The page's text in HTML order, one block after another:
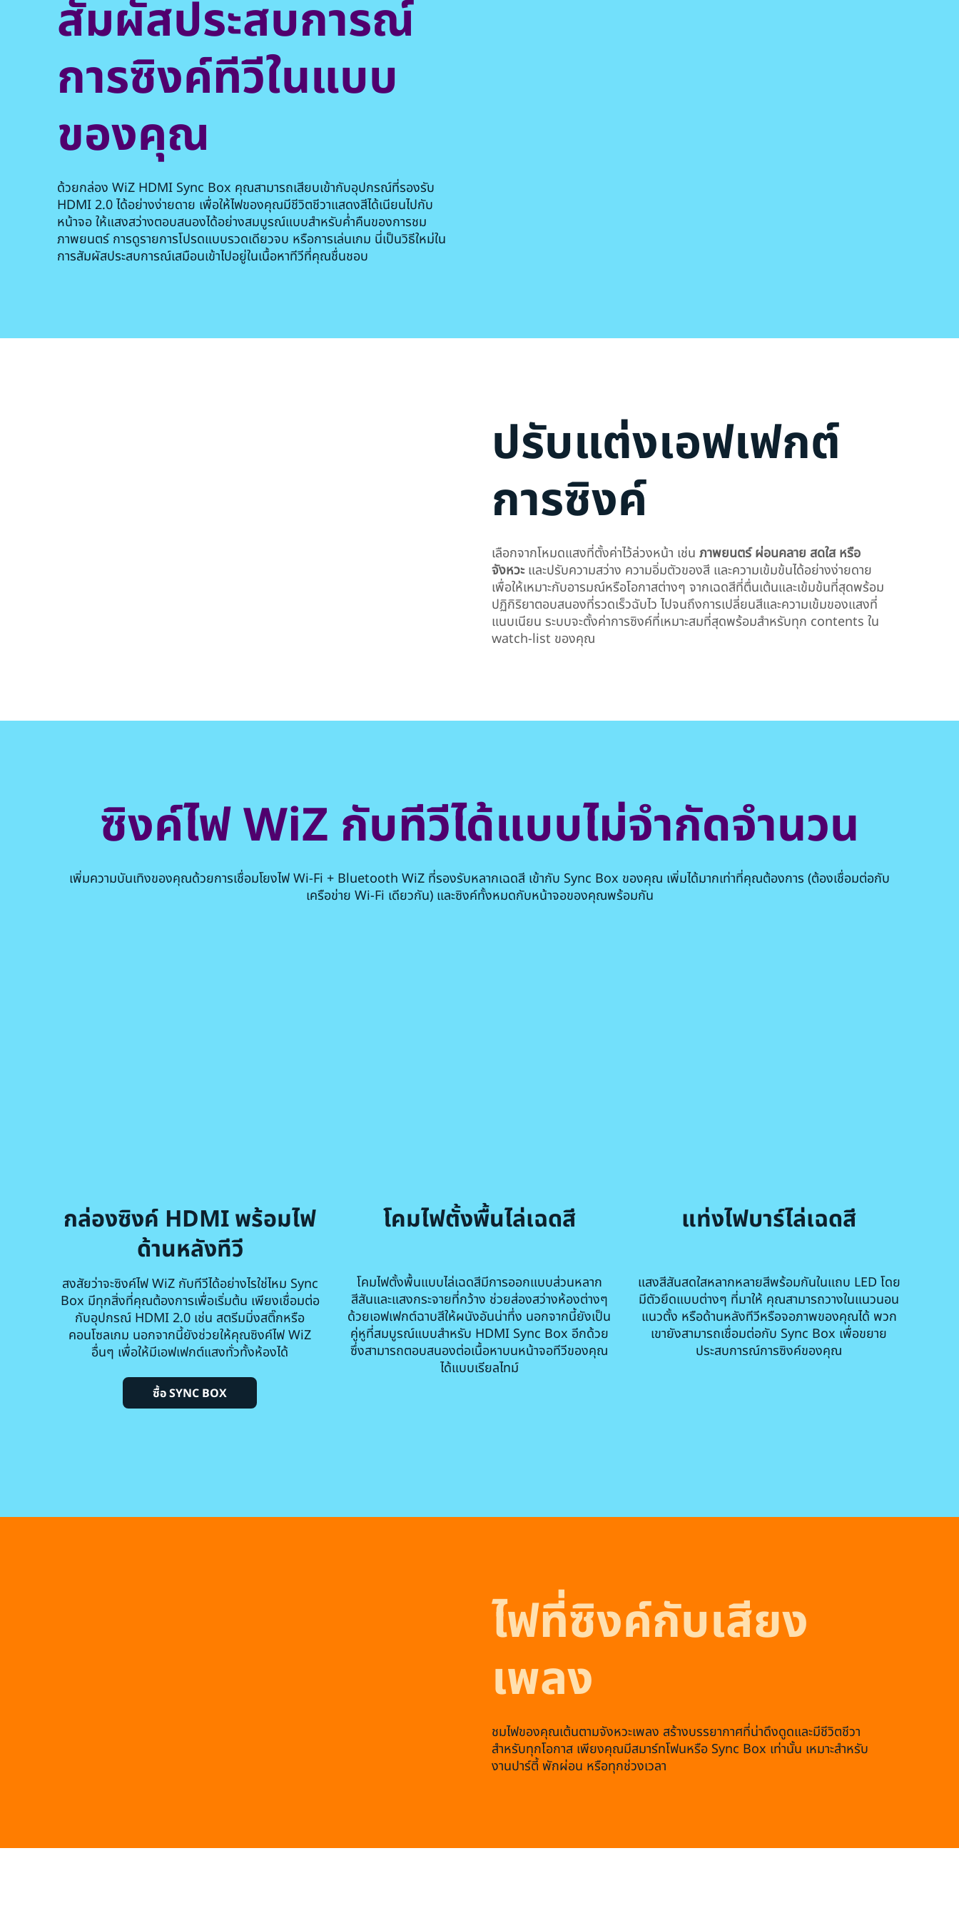
สัมผัสประสบการณ์
การซิงค์ทีวีในแบบ
ของคุณ
ด้วยกล่อง WiZ HDMI Sync Box คุณสามารถเสียบเข้ากับอุปกรณ์ที่รองรับ
HDMI 2.0 ได้อย่างง่ายดาย เพื่อให้ไฟของคุณมีชีวิตชีวาแสดงสีได้เนียนไปกับ
หน้าจอ ให้แสงสว่างตอบสนองได้อย่างสมบูรณ์แบบสำหรับค่ำคืนของการชม
ภาพยนตร์ การดูรายการโปรดแบบรวดเดียวจบ หรือการเล่นเกม นี่เป็นวิธีใหม่ใน
การสัมผัสประสบการณ์เสมือนเข้าไปอยู่ในเนื้อหาทีวีที่คุณชื่นชอบ
ปรับแต่งเอฟเฟกต์
การซิงค์
เลือกจากโหมดแสงที่ตั้งค่าไว้ล่วงหน้า เช่นภาพยนตร์ ผ่อนคลาย สดใส หรือ
จังหวะ และปรับความสว่าง ความอิ่มตัวของสี และความเข้มข้นได้อย่างง่ายดาย
เพื่อให้เหมาะกับอารมณ์หรือโอกาสต่างๆ จากเฉดสีที่ตื่นเต้นและเข้มข้นที่สุดพร้อม
ปฏิกิริยาตอบสนองที่รวดเร็วฉับไว ไปจนถึงการเปลี่ยนสีและความเข้มของแสงที่
แนบเนียน ระบบจะตั้งค่าการซิงค์ที่เหมาะสมที่สุดพร้อมสำหรับทุก contents ใน
watch-list ของคุณ
ซิงค์ไฟ WiZ กับทีวีได้แบบไม่จำกัดจำนวน
เพิ่มความบันเทิงของคุณด้วยการเชื่อมโยงไฟ Wi-Fi + Bluetooth WiZ ที่รองรับหลากเฉดสี เข้ากับ Sync Box ของคุณ เพิ่มได้มากเท่าที่คุณต้องการ (ต้องเชื่อมต่อกับ
เครือข่าย Wi-Fi เดียวกัน) และซิงค์ทั้งหมดกับหน้าจอของคุณพร้อมกัน
กล่องซิงค์ HDMI พร้อมไฟ
ด้านหลังทีวี
สงสัยว่าจะซิงค์ไฟ WiZ กับทีวีได้อย่างไรใช่ไหม Sync
Box มีทุกสิ่งที่คุณต้องการเพื่อเริ่มต้น เพียงเชื่อมต่อ
กับอุปกรณ์ HDMI 2.0 เช่น สตรีมมิ่งสติ๊กหรือ
คอนโซลเกม นอกจากนี้ยังช่วยให้คุณซิงค์ไฟ WiZ
อื่นๆ เพื่อให้มีเอฟเฟกต์แสงทั่วทั้งห้องได้
ซื้อ SYNC BOX
โคมไฟตั้งพื้นไล่เฉดสี
โคมไฟตั้งพื้นแบบไล่เฉดสีมีการออกแบบส่วนหลาก
สีสันและแสงกระจายที่กว้าง ช่วยส่องสว่างห้องต่างๆ
ด้วยเอฟเฟกต์ฉาบสีให้ผนังอันน่าทึ่ง นอกจากนี้ยังเป็น
คู่หูที่สมบูรณ์แบบสำหรับ HDMI Sync Box อีกด้วย
ซึ่งสามารถตอบสนองต่อเนื้อหาบนหน้าจอทีวีของคุณ
ได้แบบเรียลไทม์
แท่งไฟบาร์ไล่เฉดสี
แสงสีสันสดใสหลากหลายสีพร้อมกันในแถบ LED โดย
มีตัวยึดแบบต่างๆ ที่มาให้ คุณสามารถวางในแนวนอน
แนวตั้ง หรือด้านหลังทีวีหรือจอภาพของคุณได้ พวก
เขายังสามารถเชื่อมต่อกับ Sync Box เพื่อขยาย
ประสบการณ์การซิงค์ของคุณ
ไฟที่ซิงค์กับเสียง
เพลง
ชมไฟของคุณเต้นตามจังหวะเพลง สร้างบรรยากาศที่น่าดึงดูดและมีชีวิตชีวา
สำหรับทุกโอกาส เพียงคุณมีสมาร์ทโฟนหรือ Sync Box เท่านั้น เหมาะสำหรับ
งานปาร์ตี้ พักผ่อน หรือทุกช่วงเวลา